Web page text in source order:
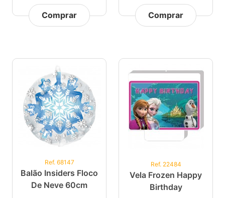
Comprar Comprar
Ref. 68147
Balão Insiders Floco
De Neve 60cm
Ref. 22484
Vela Frozen Happy
Birthday